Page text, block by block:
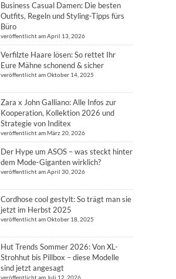
Business Casual Damen: Die besten
Outfits, Regeln und Styling-Tipps fürs
Büro
veröffentlicht am April 13, 2026
Verfilzte Haare lösen: So rettet Ihr
Eure Mähne schonend & sicher
veröffentlicht am Oktober 14, 2025
Zara x John Galliano: Alle Infos zur
Kooperation, Kollektion 2026 und
Strategie von Inditex
veröffentlicht am März 20, 2026
Der Hype um ASOS – was steckt hinter
dem Mode-Giganten wirklich?
veröffentlicht am April 30, 2026
Cordhose cool gestylt: So trägt man sie
jetzt im Herbst 2025
veröffentlicht am Oktober 18, 2025
Hut Trends Sommer 2026: Von XL-
Strohhut bis Pillbox – diese Modelle
sind jetzt angesagt
veröffentlicht am Juli 12, 2026